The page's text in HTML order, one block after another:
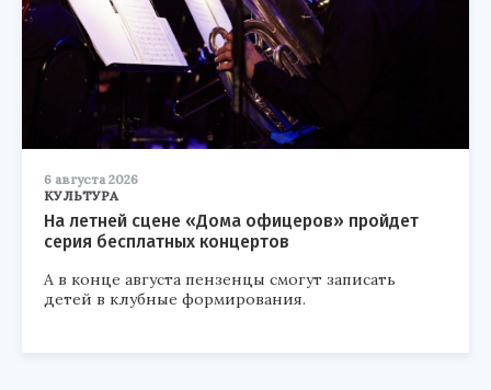
6 августа 2026
КУЛЬТУРА
На летней сцене «Дома офицеров» пройдет
серия бесплатных концертов
А в конце августа пензенцы смогут записать
детей в клубные формирования.